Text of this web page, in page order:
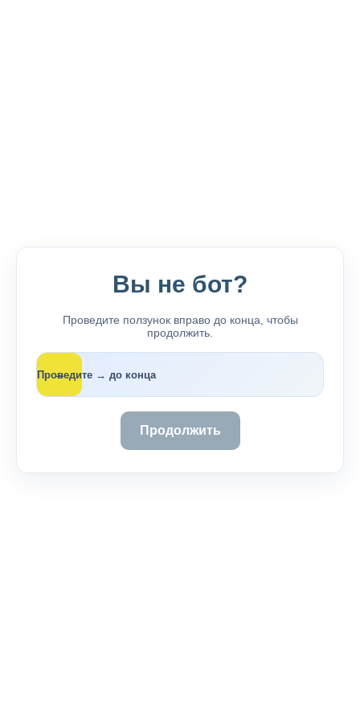
Вы не бот?
Проведите ползунок вправо до конца, чтобы
продолжить.
Проведите → до конца
→
Продолжить